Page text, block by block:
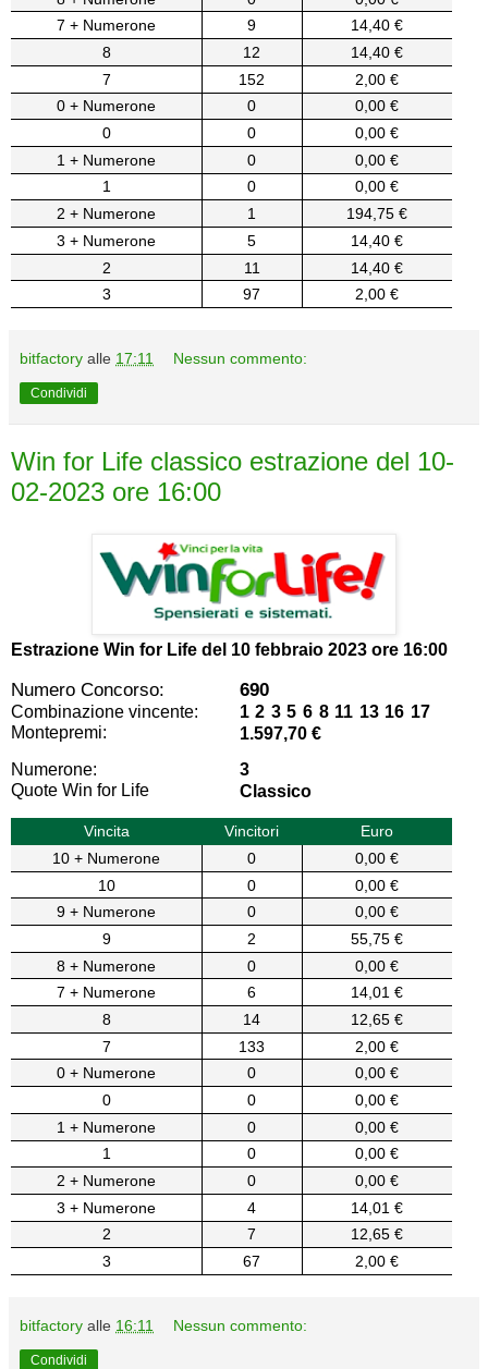
7 + Numerone
9
14,40 €
8
12
14,40 €
7
152
2,00 €
0 + Numerone
0
0,00 €
0
0
0,00 €
1 + Numerone
0
0,00 €
1
0
0,00 €
2 + Numerone
1
194,75 €
3 + Numerone
5
14,40 €
2
11
14,40 €
3
97 2,00 €
bitfactory alle 17:11 Nessun commento:
Condividi
Win for Life classico estrazione del 10-
02-2023 ore 16:00
Estrazione Win for Life del 10 febbraio 2023 ore 16:00
Numero Concorso: 690
Combinazione vincente:
1 2 3 5 6 8 11 13 16 17
Montepremi:
1.597,70 €
Numerone:
3
Quote Win for Life
Classico
Vincita Vincitori
Euro
10 + Numerone
0
0,00 €
10
0
0,00 €
9 + Numerone
0
0,00 €
9
2
55,75 €
8 + Numerone
0
0,00 €
7 + Numerone
6
14,01 €
8
14
12,65 €
7
133
2,00 €
0 + Numerone
0
0,00 €
0
0
0,00 €
1 + Numerone
0
0,00 €
1
0
0,00 €
2 + Numerone
0
0,00 €
3 + Numerone
4
14,01 €
2
7
12,65 €
3
67 2,00 €
bitfactory alle 16:11 Nessun commento:
Condividi